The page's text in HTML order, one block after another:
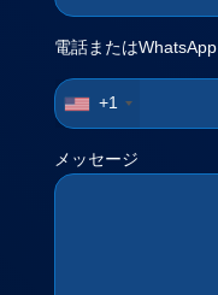
電話またはWhatsApp
+1
メッセージ